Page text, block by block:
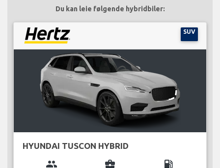
Du kan leie følgende hybridbiler:
SUV
HYUNDAI TUSCON HYBRID
group business_center local_gas_station